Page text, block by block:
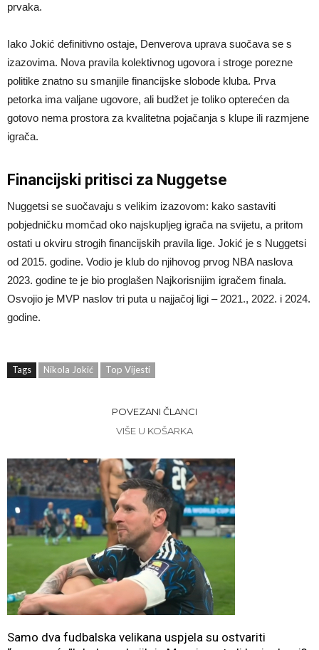
prvaka.
Iako Jokić definitivno ostaje, Denverova uprava suočava se s
izazovima. Nova pravila kolektivnog ugovora i stroge porezne
politike znatno su smanjile financijske slobode kluba. Prva
petorka ima valjane ugovore, ali budžet je toliko opterećen da
gotovo nema prostora za kvalitetna pojačanja s klupe ili razmjene
igrača.
Financijski pritisci za Nuggetse
Nuggetsi se suočavaju s velikim izazovom: kako sastaviti
pobjedničku momčad oko najskupljeg igrača na svijetu, a pritom
ostati u okviru strogih financijskih pravila lige. Jokić je s Nuggetsi
od 2015. godine. Vodio je klub do njihovog prvog NBA naslova
2023. godine te je bio proglašen Najkorisnijim igračem finala.
Osvojio je MVP naslov tri puta u najjačoj ligi – 2021., 2022. i 2024.
godine.
Tags Nikola Jokić Top Vijesti
POVEZANI ČLANCI
VIŠE U KOŠARKA
Samo dva fudbalska velikana uspjela su ostvariti